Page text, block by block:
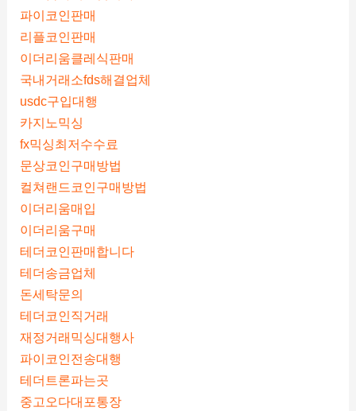
파이코인판매
리플코인판매
이더리움클레식판매
국내거래소fds해결업체
usdc구입대행
카지노믹싱
fx믹싱최저수수료
문상코인구매방법
컬쳐랜드코인구매방법
이더리움매입
이더리움구매
테더코인판매합니다
테더송금업체
돈세탁문의
테더코인직거래
재정거래믹싱대행사
파이코인전송대행
테더트론파는곳
중고오다대포통장